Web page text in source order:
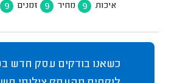
איכות 9 מחיר 9 זמנים 9
כשאנו בודקים עסק חדש